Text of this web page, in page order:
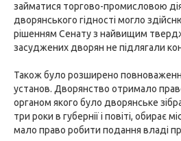
займатися торгово-промисловою
дворянського гідності могло
рішенням Сенату з найвищим
засуджених дворян не підлягали
Також було розширено
установ. Дворянство отримало
органом якого було дворянське
три роки в губернії і повіті, обирає
мало право робити подання владі